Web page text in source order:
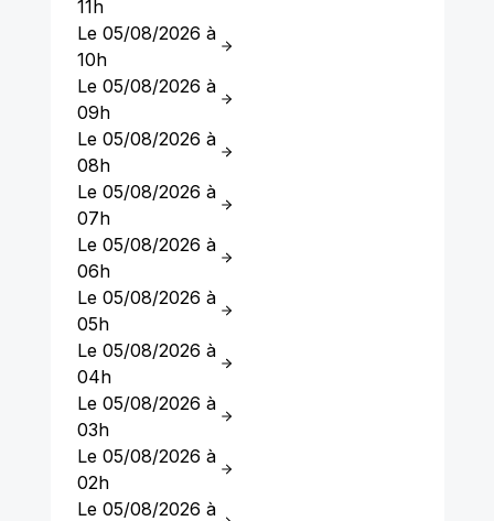
11h
Le 05/08/2026 à
10h
Le 05/08/2026 à
09h
Le 05/08/2026 à
08h
Le 05/08/2026 à
07h
Le 05/08/2026 à
06h
Le 05/08/2026 à
05h
Le 05/08/2026 à
04h
Le 05/08/2026 à
03h
Le 05/08/2026 à
02h
Le 05/08/2026 à